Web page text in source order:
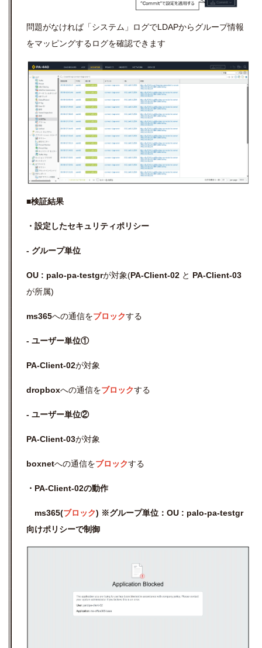
問題がなければ「システム」ログでLDAPからグループ情報
をマッピングするログを確認できます
■検証結果
・設定したセキュリティポリシー
- グループ単位
OU : palo-pa-testgrが対象(PA-Client-02 と PA-Client-03
が所属)
ms365への通信をブロックする
- ユーザー単位①
PA-Client-02が対象
dropboxへの通信をブロックする
- ユーザー単位②
PA-Client-03が対象
boxnetへの通信をブロックする
・PA-Client-02の動作
ms365(ブロック) ※グループ単位： OU : palo-pa-testgr
向けポリシーで制御